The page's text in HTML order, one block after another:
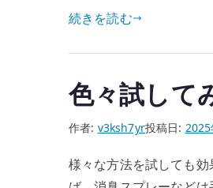
続きを読む
色々試して
作者: v3ksh7yr投稿日: 2025
様々な方法を試しても